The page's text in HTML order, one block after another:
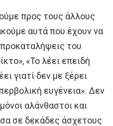
προς τους άλλους
αυτά που έχουν να
του
«Το λέει επειδή
γιατί δεν με ξέρει
ευγένεια». Δεν
αλάνθαστοι και
σε δεκάδες άσχετους